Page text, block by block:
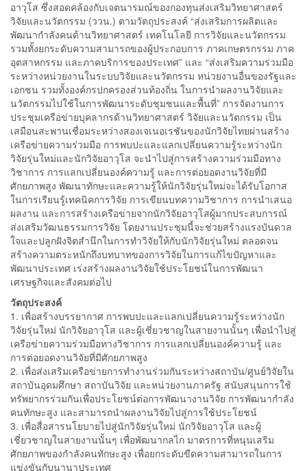
อาวุโส ซึ่งสอดคล้องกับเจตนารมณ์ของกองทุนส่งเสริมวิทยาศาสตร์
วิจัยและนวัตกรรม (ววน.) ตามวัตถุประสงค์ “ส่งเสริมการผลิตและ
พัฒนากำลังคนด้านวิทยาศาสตร์ เทคโนโลยี การวิจัยและนวัตกรรม
รวมทั้งยกระดับความสามารถของผู้ประกอบการ ภาคเกษตรกรรม ภาค
อุตสาหกรรม และภาคบริการของประเทศ” และ “ส่งเสริมความร่วมมือ
ระหว่างหน่วยงานในระบบวิจัยและนวัตกรรม หน่วยงานอื่นของรัฐและ
เอกชน รวมทั้งองค์กรปกครองส่วนท้องถิ่น ในการนำผลงานวิจัยและ
นวัตกรรมไปใช้ในการพัฒนาระดับชุมชนและพื้นที่” การจัดงานการ
ประชุมเครือข่ายบุคลากรด้านวิทยาศาสตร์ วิจัยและนวัตกรรม เป็น
เสมือนสะพานเชื่อมระหว่างสองเจเนอเรชันของนักวิจัยไทยผ่านสร้าง
เครือข่ายความร่วมมือ การพบปะและแลกเปลี่ยนความรู้ระหว่างนัก
วิจัยรุ่นใหม่และนักวิจัยอาวุโส จะนำไปสู่การสร้างความร่วมมือทาง
วิชาการ การแลกเปลี่ยนองค์ความรู้ และการต่อยอดงานวิจัยที่มี
ศักยภาพสูง พัฒนาทักษะและความรู้ให้นักวิจัยรุ่นใหม่จะได้รับโอกาส
ในการเรียนรู้เทคนิคการวิจัย การเขียนบทความวิชาการ การนำเสนอ
ผลงาน และการสร้างเครือข่ายจากนักวิจัยอาวุโสผู้มากประสบการณ์
ส่งเสริมวัฒนธรรมการวิจัย โดยงานประชุมนี้จะช่วยสร้างแรงบันดาล
ใจและปลูกฝังจิตสำนึกในการทำวิจัยให้กับนักวิจัยรุ่นใหม่ ตลอดจน
สร้างความตระหนักถึงบทบาทของการวิจัยในการแก้ไขปัญหาและ
พัฒนาประเทศ เร่งสร้างผลงานวิจัยใช้ประโยชน์ในการพัฒนา
เศรษฐกิจและสังคมต่อไป
วัตถุประสงค์
1. เพื่อสร้างบรรยากาศ การพบปะและแลกเปลี่ยนความรู้ระหว่างนัก
วิจัยรุ่นใหม่ นักวิจัยอาวุโส และผู้เชี่ยวชาญในสายงานนั้นๆ เพื่อนำไปสู่
เครือข่ายความร่วมมือทางวิชาการ การแลกเปลี่ยนองค์ความรู้ และ
การต่อยอดงานวิจัยที่มีศักยภาพสูง
2. เพื่อส่งเสริมเครือข่ายการทำงานร่วมกันระหว่างสถาบัน/ศูนย์วิจัยใน
สถาบันอุดมศึกษา สถาบันวิจัย และหน่วยงานภาครัฐ สนับสนุนการใช้
ทรัพยากรร่วมกันเพื่อประโยชน์ต่อการพัฒนางานวิจัย การพัฒนากำลัง
คนทักษะสูง และสามารถนำผลงานวิจัยไปสู่การใช้ประโยชน์
3. เพื่อสื่อสารนโยบายไปสู่นักวิจัยรุ่นใหม่ นักวิจัยอาวุโส และผู้
เชี่ยวชาญในสายงานนั้นๆ เพื่อพัฒนากลไก มาตรการที่หนุนเสริม
ศักยภาพของกำลังคนทักษะสูง เพื่อยกระดับขีดความสามารถในการ
แข่งขันกับนานาประเทศ